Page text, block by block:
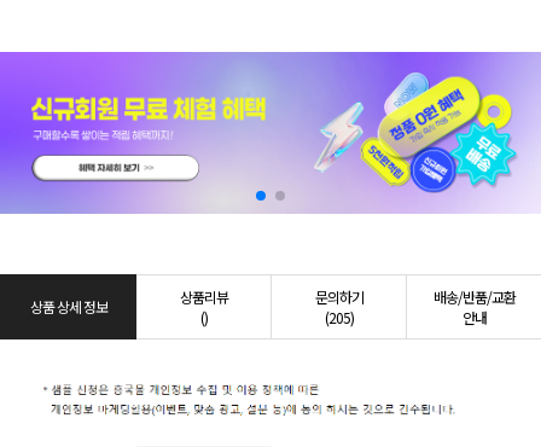
상품 상세 정보
상품리뷰
()
문의하기
(205)
배송/반품/교환
안내